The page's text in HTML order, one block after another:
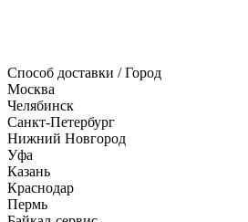
Способ доставки / Город
Москва
Челябинск
Санкт-Петербург
Нижний Новгород
Уфа
Казань
Краснодар
Пермь